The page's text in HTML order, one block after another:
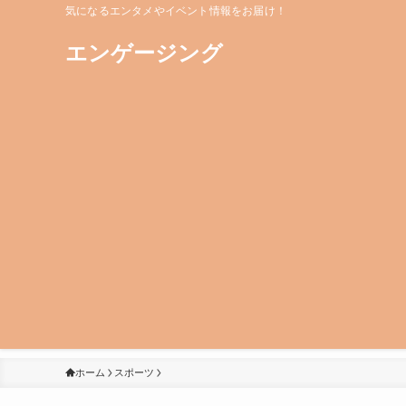
気になるエンタメやイベント情報をお届け！
エンゲージング
ホーム スポーツ